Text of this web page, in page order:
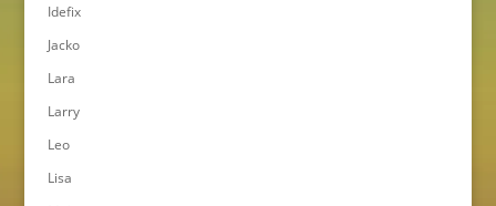
Idefix
Jacko
Lara
Larry
Leo
Lisa